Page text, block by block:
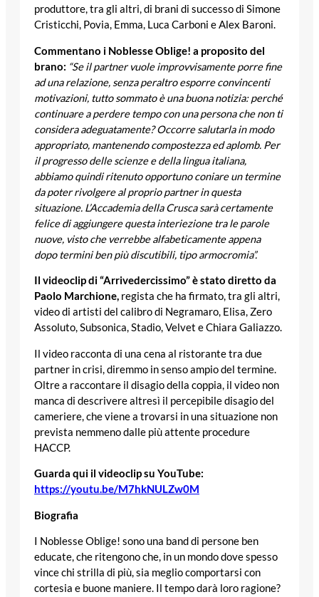
produttore, tra gli altri, di brani di successo di Simone
Cristicchi, Povia, Emma, Luca Carboni e Alex Baroni.
Commentano i Noblesse Oblige! a proposito del
brano: “Se il partner vuole improvvisamente porre fine
ad una relazione, senza peraltro esporre convincenti
motivazioni, tutto sommato è una buona notizia: perché
continuare a perdere tempo con una persona che non ti
considera adeguatamente? Occorre salutarla in modo
appropriato, mantenendo compostezza ed aplomb. Per
il progresso delle scienze e della lingua italiana,
abbiamo quindi ritenuto opportuno coniare un termine
da poter rivolgere al proprio partner in questa
situazione. L’Accademia della Crusca sarà certamente
felice di aggiungere questa interiezione tra le parole
nuove, visto che verrebbe alfabeticamente appena
dopo termini ben più discutibili, tipo armocromia”.
Il videoclip di “Arrivedercissimo” è stato diretto da
Paolo Marchione, regista che ha firmato, tra gli altri,
video di artisti del calibro di Negramaro, Elisa, Zero
Assoluto, Subsonica, Stadio, Velvet e Chiara Galiazzo.
Il video racconta di una cena al ristorante tra due
partner in crisi, diremmo in senso ampio del termine.
Oltre a raccontare il disagio della coppia, il video non
manca di descrivere altresì il percepibile disagio del
cameriere, che viene a trovarsi in una situazione non
prevista nemmeno dalle più attente procedure
HACCP.
Guarda qui il videoclip su YouTube:
https://youtu.be/M7hkNULZw0M
Biografia
I Noblesse Oblige! sono una band di persone ben
educate, che ritengono che, in un mondo dove spesso
vince chi strilla di più, sia meglio comportarsi con
cortesia e buone maniere. Il tempo darà loro ragione?